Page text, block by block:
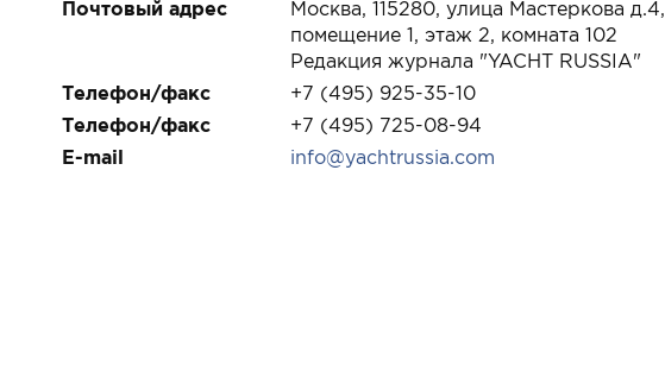
Почтовый адрес
Москва, 115280, улица Мастеркова д.4,
помещение 1, этаж 2, комната 102
Редакция журнала "YACHT RUSSIA"
Телефон/факс
+7 (495) 925-35-10
Телефон/факс
+7 (495) 725-08-94
E-mail
info@yachtrussia.com